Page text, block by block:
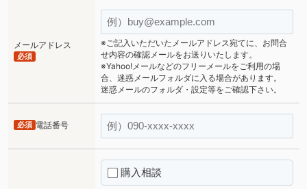
メールアドレス
必須
※ご記入いただいたメールアドレス宛てに、お問合
せ内容の確認メールをお送りいたします。
※Yahoo!メールなどのフリーメールをご利用の場
合、迷惑メールフォルダに入る場合があります。
迷惑メールのフォルダ・設定等をご確認下さい。
電話番号
必須
購入相談